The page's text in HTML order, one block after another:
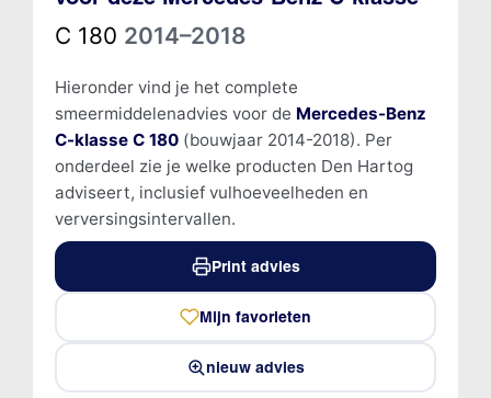
C 180 2014–2018
Hieronder vind je het complete
smeermiddelenadvies voor de Mercedes-Benz
C-klasse C 180(bouwjaar 2014-2018). Per
onderdeel zie je welke producten Den Hartog
adviseert, inclusief vulhoeveelheden en
verversingsintervallen.
Print advies
Mijn favorieten
nieuw advies